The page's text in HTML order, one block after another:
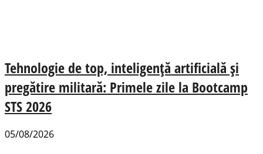
Tehnologie de top, inteligență artificială și
pregătire militară: Primele zile la Bootcamp
STS 2026
05/08/2026